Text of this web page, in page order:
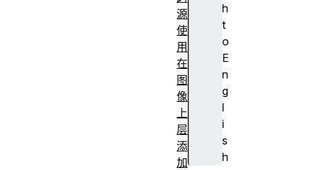
h
t
o
E
n
g
l
i
s
h
源
使
用
在
图
像
上
层
添
加